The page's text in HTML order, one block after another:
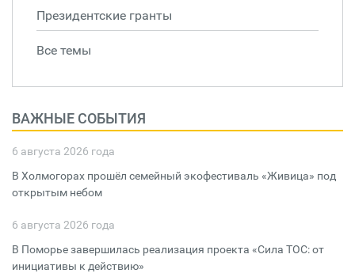
Президентские гранты
Все темы
ВАЖНЫЕ СОБЫТИЯ
6 августа 2026 года
В Холмогорах прошёл семейный экофестиваль «Живица» под
открытым небом
6 августа 2026 года
В Поморье завершилась реализация проекта «Сила ТОС: от
инициативы к действию»